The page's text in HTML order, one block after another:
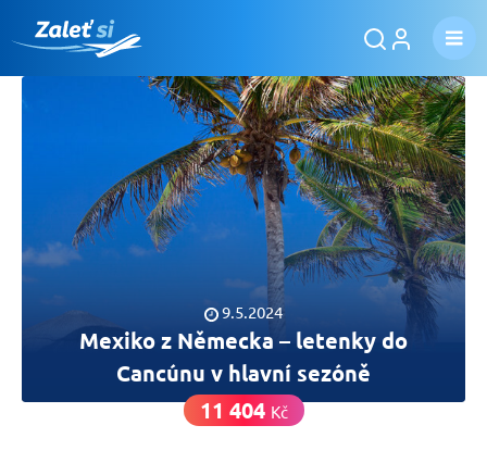
9.5.2024
Mexiko z Německa – letenky do
Cancúnu v hlavní sezóně
11 404 Kč